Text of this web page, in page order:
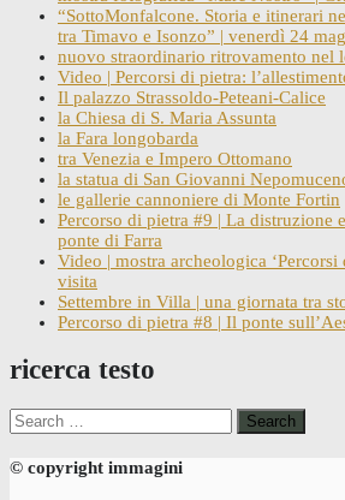
“SottoMonfalcone. Storia e itinerari
tra Timavo e Isonzo” | venerdì 24
nuovo straordinario ritrovamento nel
Video | Percorsi di pietra:
Il palazzo Strassoldo-Peteani-Calice
la Chiesa di S. Maria Assunta
la Fara longobarda
tra Venezia e Impero Ottomano
la statua di San Giovanni
le gallerie cannoniere di Monte Fortin
Percorso di pietra #9 | La distruzione
ponte di Farra
Video | mostra archeologica
visita
Settembre in Villa | una giornata tra
Percorso di pietra #8 | Il ponte
ricerca testo
Search
for:
© copyright immagini